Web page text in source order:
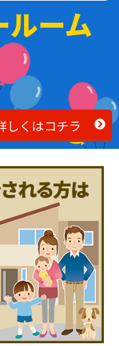
ーム
しくはコチラ